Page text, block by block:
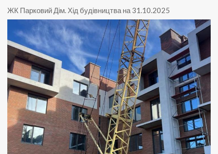
ЖК Парковий Дім. Хід будівництва на 31.10.2025